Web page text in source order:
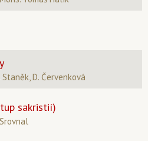
Staněk, D. Červenková
sakristií)